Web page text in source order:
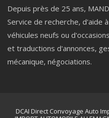
Depuis près de 25 ans,
Service de recherche, d'aide
véhicules neufs ou
et traductions d'annonces,
mécanique, négociations.
DCAI Direct Convoyage Auto